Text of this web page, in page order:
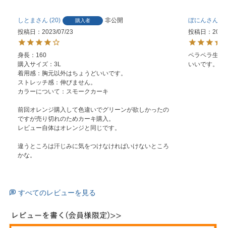
しとま 20 購入者
非公開
投稿日
2023/07/23
身長：160
購入サイズ：3L
着用感：胸元以外はちょうどいいです。
ストレッチ感：伸びません。
カラーについて：スモークカーキ
前回オレンジ購入して色違いでグリーンが欲しかったの
ですが売り切れのためカーキ購入。
レビュー自体はオレンジと同じです。
違うところは汗じみに気をつけなければいけないところ
かな。
ぼにん
投稿日
ペラペラ生
いいです。
すべてのレビューを見る